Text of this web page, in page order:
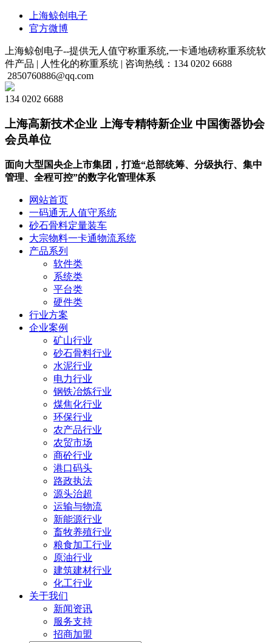
上海鲸创电子
官方微博
上海鲸创电子--提供无人值守称重系统,一卡通地磅称重系统软
件产品 | 人性化的称重系统 | 咨询热线：134 0202 6688
2850760886@qq.com
134 0202 6688
上海高新技术企业 上海专精特新企业 中国衡器协会
会员单位
面向大型国央企上市集团，打造“总部统筹、分级执行、集中
管理、全程可控”的数字化管理体系
网站首页
一码通无人值守系统
砂石骨料定量装车
大宗物料一卡通物流系统
产品系列
软件类
系统类
平台类
硬件类
行业方案
企业案例
矿山行业
砂石骨料行业
水泥行业
电力行业
钢铁冶炼行业
煤焦化行业
环保行业
农产品行业
农贸市场
商砼行业
港口码头
路政执法
源头治超
运输与物流
新能源行业
畜牧养殖行业
粮食加工行业
原油行业
建筑建材行业
化工行业
关于我们
新闻资讯
服务支持
招商加盟